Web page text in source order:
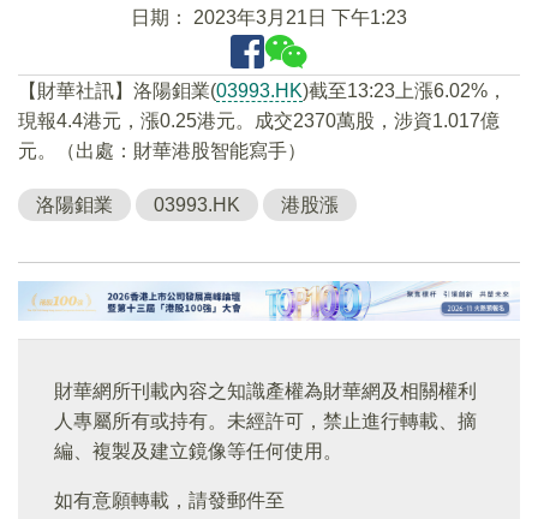
日期： 2023年3月21日 下午1:23
【財華社訊】洛陽鉬業(03993.HK)截至13:23上漲6.02%，
現報4.4港元，漲0.25港元。成交2370萬股，涉資1.017億
元。（出處：財華港股智能寫手）
洛陽鉬業 03993.HK 港股漲
財華網所刊載內容之知識產權為財華網及相關權利
人專屬所有或持有。未經許可，禁止進行轉載、摘
編、複製及建立鏡像等任何使用。
如有意願轉載，請發郵件至